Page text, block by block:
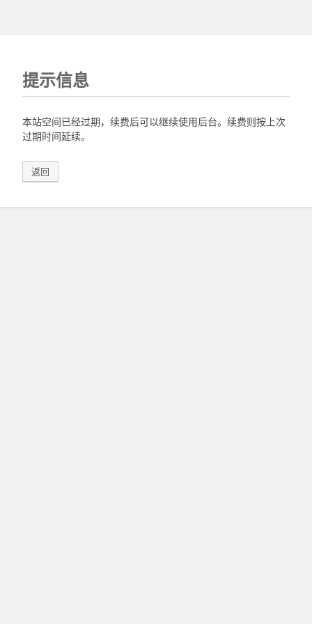
提示信息
本站空间已经过期，续费后可以继续使用后台。续费则按上次
过期时间延续。
返回